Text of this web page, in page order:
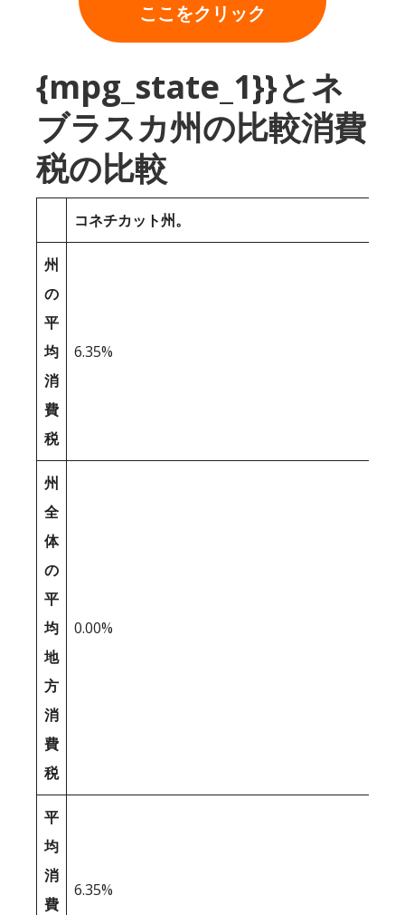
ここをクリック
{mpg_state_1}}とネ
ブラスカ州の比較消費
税の比較
コネチカット州。
州
の
平
均
消
費
税
6.35%
州
全
体
の
平
均
地
方
消
費
税
0.00%
平
均
消
費
6.35%